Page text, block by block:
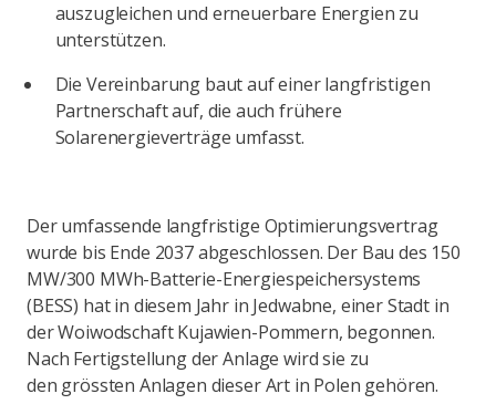
auszugleichen und erneuerbare Energien zu
unterstützen.
Die Vereinbarung baut auf einer langfristigen
Partnerschaft auf, die auch frühere
Solarenergieverträge umfasst.
Der umfassende langfristige Optimierungsvertrag
wurde bis Ende 2037 abgeschlossen. Der Bau des 150
MW/300 MWh-Batterie-Energiespeichersystems
(BESS) hat in diesem Jahr in Jedwabne, einer Stadt in
der Woiwodschaft Kujawien-Pommern, begonnen.
Nach Fertigstellung der Anlage wird sie zu
den grössten Anlagen dieser Art in Polen gehören.